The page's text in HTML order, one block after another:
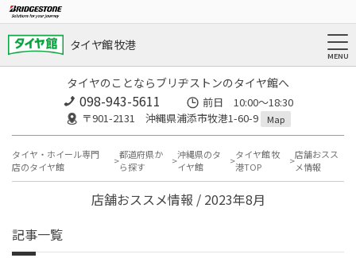
タイヤ館 牧港
タイヤのことならブリヂストンのタイヤ館へ
098-943-5611
前日 10:00〜18:30
〒901-2131 沖縄県浦添市牧港1-60-9
Map
タイヤ・ホイール専門
店のタイヤ館
都道府県か
ら探す
沖縄県のタ
イヤ館
タイヤ館 牧
港TOP
店舗おスス
メ情報
店舗おススメ情報 / 2023年8月
記事一覧